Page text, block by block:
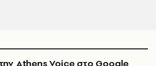
Athens Voice στο Google